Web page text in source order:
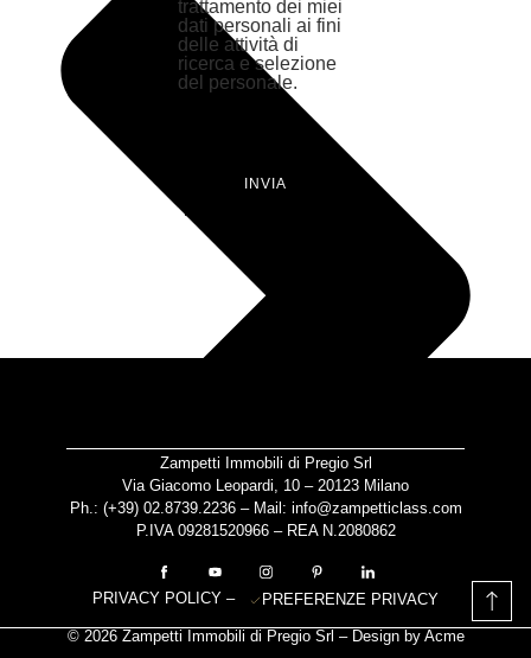
trattamento dei miei
dati personali ai fini
delle attività di
ricerca e selezione
del personale.
INVIA
Zampetti Immobili di Pregio Srl
Via Giacomo Leopardi, 10 – 20123 Milano
Ph.: (+39) 02.8739.2236– Mail: info@zampetticlass.com
P.IVA 09281520966 – REA N.2080862
PRIVACY POLICY – PREFERENZE PRIVACY
© 2026 Zampetti Immobili di Pregio Srl – Design by Acme